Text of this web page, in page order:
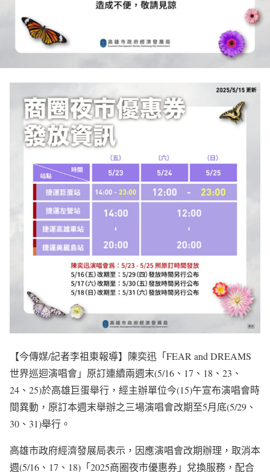
【今傳媒/記者李祖東報導】陳奕迅「FEAR and DREAMS
世界巡迴演唱會」原訂連續兩週末(5/16、17、18、23、
24、25)於高雄巨蛋舉行，經主辦單位今(15)午宣布演唱會時
間異動，原訂本週末舉辦之三場演唱會改期至5月底(5/29、
30、31)舉行。
高雄市政府經濟發展局表示，因應演唱會改期辦理，取消本
週(5/16、17、18)「2025商圈夜市優惠券」兌換服務，配合